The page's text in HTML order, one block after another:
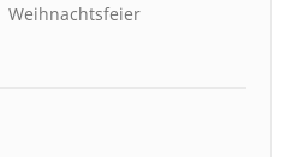
Weihnachtsfeier